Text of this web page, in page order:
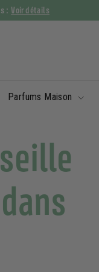
: Voir détails
Parfums Maison